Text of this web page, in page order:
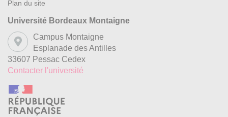
Plan du site
Université Bordeaux Montaigne
Campus Montaigne
Esplanade des Antilles
33607 Pessac Cedex
Contacter l'université